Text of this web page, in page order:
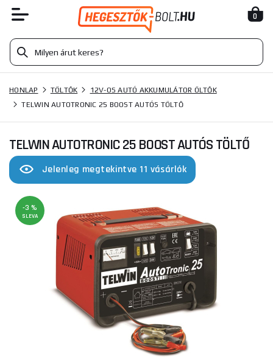
0
HONLAP TÖLTŐK
12V-OS AUTÓ AKKUMULÁTOR ÖLTŐK
TELWIN AUTOTRONIC 25 BOOST AUTÓS TÖLTŐ
TELWIN AUTOTRONIC 25 BOOST AUTÓS TÖLTŐ
Jelenleg megtekintve 11 vásárlók
-3 %
SLEVA